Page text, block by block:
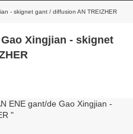
- skignet gant / diffusion AN TREIZHER
Xingjian - skignet